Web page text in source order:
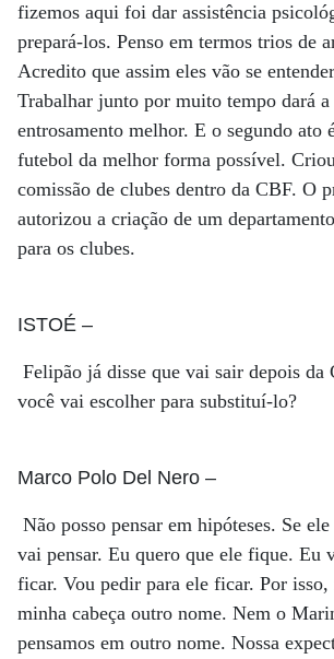
fizemos aqui foi dar assistência
prepará-los. Penso em termos trios de
Acredito que assim eles vão se
Trabalhar junto por muito tempo dará a
entrosamento melhor. E o segundo ato
futebol da melhor forma possível.
comissão de clubes dentro da CBF. O
autorizou a criação de um
para os clubes.
ISTOÉ –
Felipão já disse que vai sair depois da
você vai escolher para substituí-lo?
Marco Polo Del Nero –
Não posso pensar em hipóteses. Se
vai pensar. Eu quero que ele fique. Eu
ficar. Vou pedir para ele ficar. Por isso,
minha cabeça outro nome. Nem o
pensamos em outro nome. Nossa